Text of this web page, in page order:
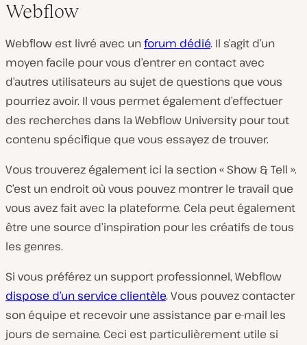
Webflow
Webflow est livré avec unforum dédié. Il s’agit d’un
moyen facile pour vous d’entrer en contact avec
d’autres utilisateurs au sujet de questions que vous
pourriez avoir. Il vous permet également d’effectuer
des recherches dans la Webflow University pour tout
contenu spécifique que vous essayez de trouver.
Vous trouverez également ici la section « Show & Tell ».
C’est un endroit où vous pouvez montrer le travail que
vous avez fait avec la plateforme. Cela peut également
être une source d’inspiration pour les créatifs de tous
les genres.
Si vous préférez un support professionnel, Webflow
dispose d’un service clientèle. Vous pouvez contacter
son équipe et recevoir une assistance par e-mail les
jours de semaine. Ceci est particulièrement utile si